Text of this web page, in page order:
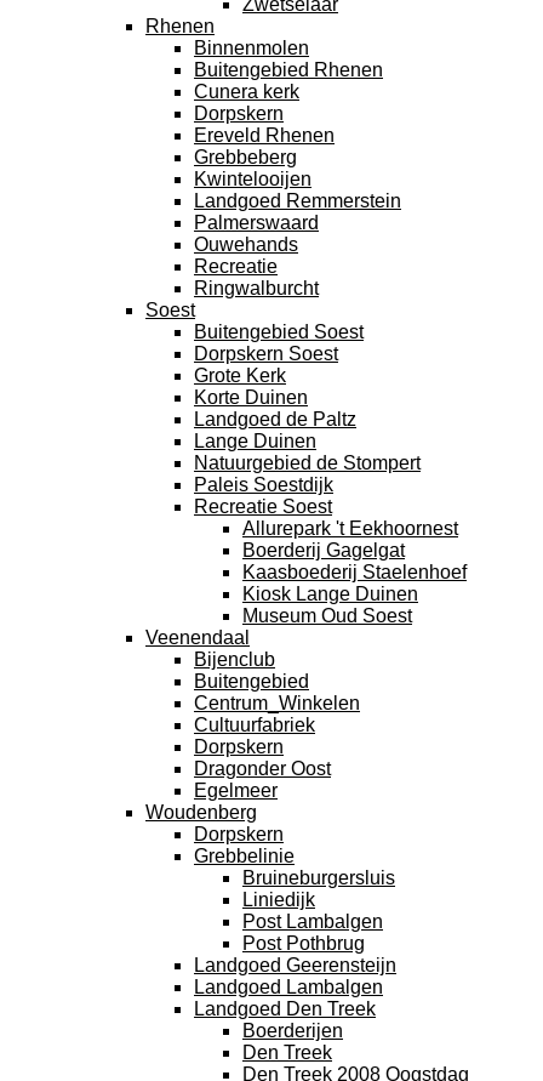
Zwetselaar
Rhenen
Binnenmolen
Buitengebied Rhenen
Cunera kerk
Dorpskern
Ereveld Rhenen
Grebbeberg
Kwintelooijen
Landgoed Remmerstein
Palmerswaard
Ouwehands
Recreatie
Ringwalburcht
Soest
Buitengebied Soest
Dorpskern Soest
Grote Kerk
Korte Duinen
Landgoed de Paltz
Lange Duinen
Natuurgebied de Stompert
Paleis Soestdijk
Recreatie Soest
Allurepark 't Eekhoornest
Boerderij Gagelgat
Kaasboederij Staelenhoef
Kiosk Lange Duinen
Museum Oud Soest
Veenendaal
Bijenclub
Buitengebied
Centrum_Winkelen
Cultuurfabriek
Dorpskern
Dragonder Oost
Egelmeer
Woudenberg
Dorpskern
Grebbelinie
Bruineburgersluis
Liniedijk
Post Lambalgen
Post Pothbrug
Landgoed Geerensteijn
Landgoed Lambalgen
Landgoed Den Treek
Boerderijen
Den Treek
Den Treek 2008 Oogstdag